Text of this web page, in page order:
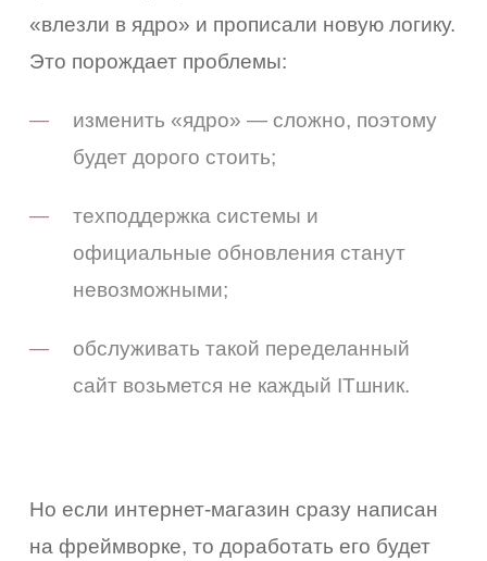
«влезли в ядро» и прописали новую логику.
Это порождает проблемы:
изменить «ядро» — сложно, поэтому
будет дорого стоить;
техподдержка системы и
официальные обновления станут
невозможными;
обслуживать такой переделанный
сайт возьмется не каждый ITшник.
Но если интернет-магазин сразу написан
на фреймворке, то доработать его будет